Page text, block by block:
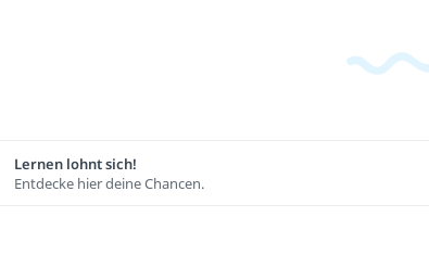
Lernen lohnt sich!
Entdecke hier deine Chancen.